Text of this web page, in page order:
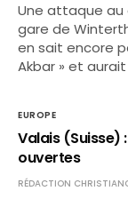
Une attaque au
gare de
en sait encore
Akbar » et
EUROPE
Valais (Suisse)
ouvertes
RÉDACTION